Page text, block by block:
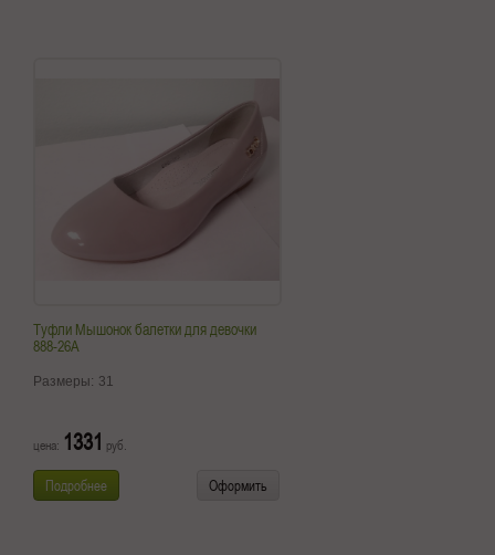
Туфли Мышонок балетки для девочки
888-26A
Размеры: 31
цена: 1331 руб.
Подробнее Оформить